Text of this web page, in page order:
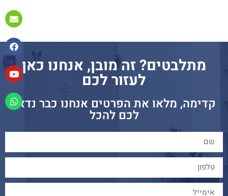
מתלבטים? זה מובן, אנחנו כאן
לעזור לכם
קדימה, מלאו את הפרטים אנחנו כבר נדאג
לכם להכל